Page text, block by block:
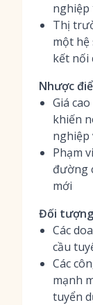
nghiệp
Thị
một
kết nối
Nhược
Giá
khiến
nghiệp
Phạm
đường
mới
Đối
Các
cầu
Các
mạnh
tuyển